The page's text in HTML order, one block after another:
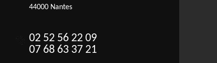
44000 Nantes
02 52 56 22 09
07 68 63 37 21